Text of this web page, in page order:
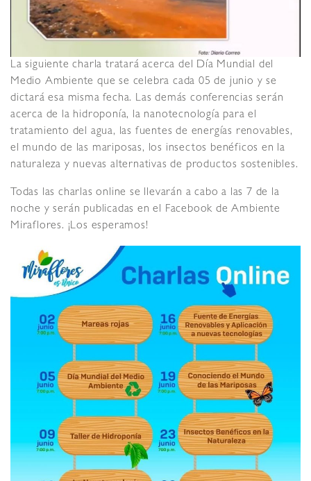
La siguiente charla tratará acerca del Día Mundial del
Medio Ambiente que se celebra cada 05 de junio y se
dictará esa misma fecha. Las demás conferencias serán
acerca de la hidroponía, la nanotecnología para el
tratamiento del agua, las fuentes de energías renovables,
el mundo de las mariposas, los insectos benéficos en la
naturaleza y nuevas alternativas de productos sostenibles.
Todas las charlas online se llevarán a cabo a las 7 de la
noche y serán publicadas en el Facebook de Ambiente
Miraflores. ¡Los esperamos!